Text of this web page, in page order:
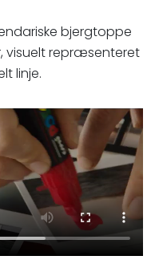
bjergtoppe
visuelt repræsenteret
linje.